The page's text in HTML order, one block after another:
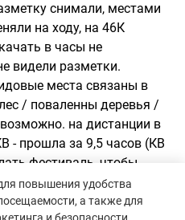
снимали, местами
на ходу, на 46К
в часы не
видели разметки.
места связаны в
/ поваленны деревья /
на дистанции в
- прошла за 9,5 часов (КВ
фестиваль, чтобы
поляне все дни
кто приезжал с детьми,
повышения удобства
а также для